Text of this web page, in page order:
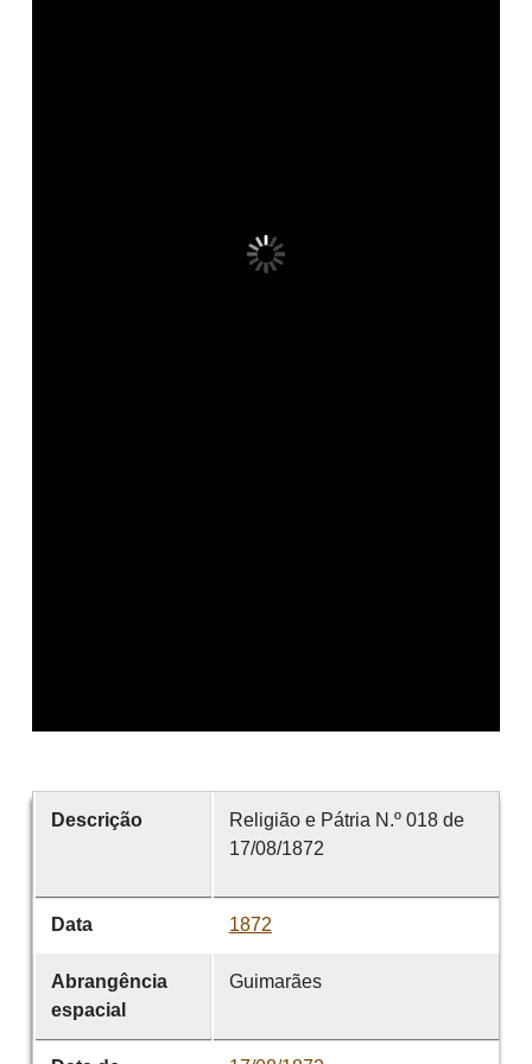
Descrição
Religião e Pátria N.º 018 de
17/08/1872
Data 1872
Abrangência
espacial
Guimarães